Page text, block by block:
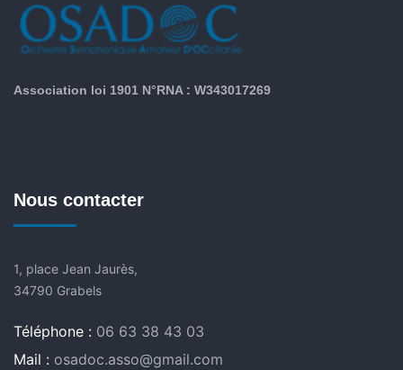
Association loi 1901 N°RNA : W343017269
Nous contacter
1, place Jean Jaurès,
34790 Grabels
Téléphone : 06 63 38 43 03
Mail : osadoc.asso@gmail.com